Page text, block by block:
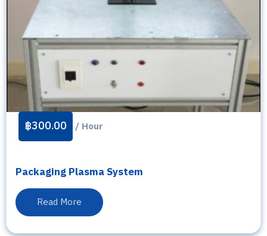
฿300.00 / Hour
Packaging Plasma System
Read More